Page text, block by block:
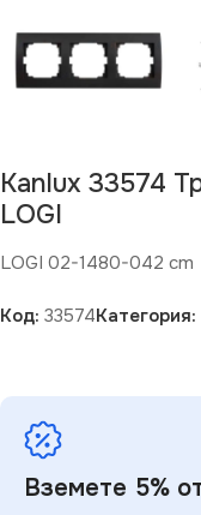
Kanlux 33574
LOGI
LOGI 02-1480-042 cm
Код: 33574Категория:
Вземете 5%